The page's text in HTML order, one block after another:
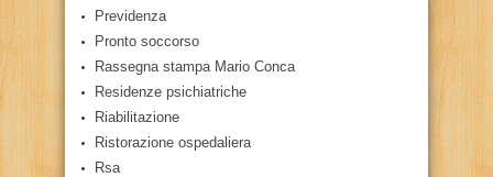
Previdenza
Pronto soccorso
Rassegna stampa Mario Conca
Residenze psichiatriche
Riabilitazione
Ristorazione ospedaliera
Rsa